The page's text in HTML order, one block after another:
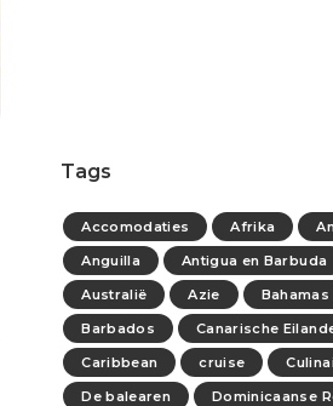
Tags
Accomodaties Afrika
Anguilla
Antigua en Barbuda
Australië
Azie Bahamas
Barbados
Canarische
Caribbean
cruise
De balearen
Dominicaanse